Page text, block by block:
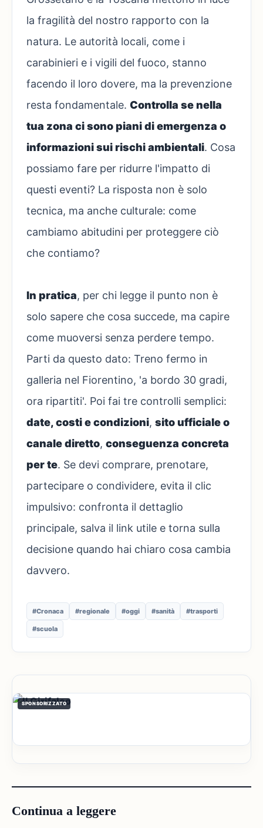
la fragilità del nostro rapporto con la
natura. Le autorità locali, come i
carabinieri e i vigili del fuoco, stanno
facendo il loro dovere, ma la prevenzione
resta fondamentale. Controlla se nella
tua zona ci sono piani di emergenza o
informazioni sui rischi ambientali. Cosa
possiamo fare per ridurre l'impatto di
questi eventi? La risposta non è solo
tecnica, ma anche culturale: come
cambiamo abitudini per proteggere ciò
che contiamo?
In pratica, per chi legge il punto non è
solo sapere che cosa succede, ma capire
come muoversi senza perdere tempo.
Parti da questo dato: Treno fermo in
galleria nel Fiorentino, 'a bordo 30 gradi,
ora ripartiti'. Poi fai tre controlli semplici:
date, costi e condizioni, sito ufficiale o
canale diretto, conseguenza concreta
per te. Se devi comprare, prenotare,
partecipare o condividere, evita il clic
impulsivo: confronta il dettaglio
principale, salva il link utile e torna sulla
decisione quando hai chiaro cosa cambia
davvero.
#Cronaca #regionale #oggi #sanità #trasporti
#scuola
SPONSORIZZATO
Continua a leggere